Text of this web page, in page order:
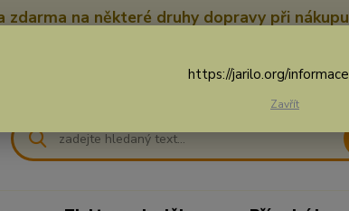
zdarma na některé druhy dopravy při
https://jarilo.org/
Zavřít